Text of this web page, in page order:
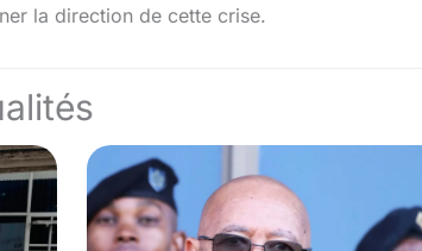
la direction de cette crise.